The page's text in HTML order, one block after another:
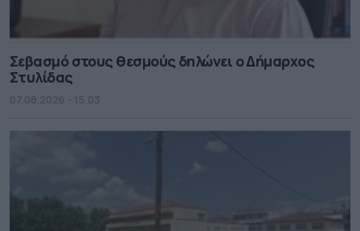
Σεβασμό στους θεσμούς δηλώνει ο Δήμαρχος
Στυλίδας
07.08.2026 - 15.03